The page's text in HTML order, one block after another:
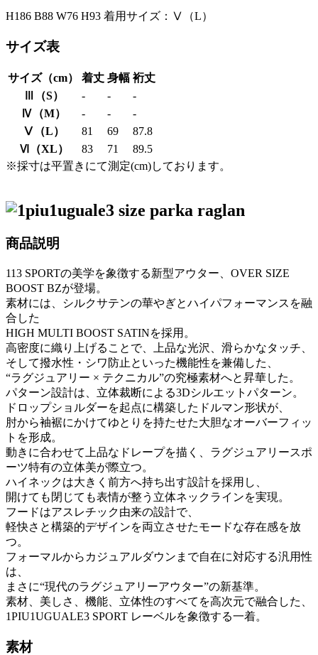
H186 B88 W76 H93 着用サイズ：Ⅴ（L）
サイズ表
サイズ（cm） 着丈 身幅 裄丈
Ⅲ（S）
- -
-
Ⅳ（M）
- -
-
Ⅴ（L）
81 69
87.8
Ⅵ（XL）
83 71
89.5
※採寸は平置きにて測定(cm)しております。
商品説明
113 SPORTの美学を象徴する新型アウター、OVER SIZE
BOOST BZが登場。
素材には、シルクサテンの華やぎとハイパフォーマンスを融
合した
HIGH MULTI BOOST SATINを採用。
高密度に織り上げることで、上品な光沢、滑らかなタッチ、
そして撥水性・シワ防止といった機能性を兼備した、
“ラグジュアリー × テクニカル”の究極素材へと昇華した。
パターン設計は、立体裁断による3Dシルエットパターン。
ドロップショルダーを起点に構築したドルマン形状が、
肘から袖裾にかけてゆとりを持たせた大胆なオーバーフィッ
トを形成。
動きに合わせて上品なドレープを描く、ラグジュアリースポ
ーツ特有の立体美が際立つ。
ハイネックは大きく前方へ持ち出す設計を採用し、
開けても閉じても表情が整う立体ネックラインを実現。
フードはアスレチック由来の設計で、
軽快さと構築的デザインを両立させたモードな存在感を放
つ。
フォーマルからカジュアルダウンまで自在に対応する汎用性
は、
まさに“現代のラグジュアリーアウター”の新基準。
素材、美しさ、機能、立体性のすべてを高次元で融合した、
1PIU1UGUALE3 SPORT レーベルを象徴する一着。
素材